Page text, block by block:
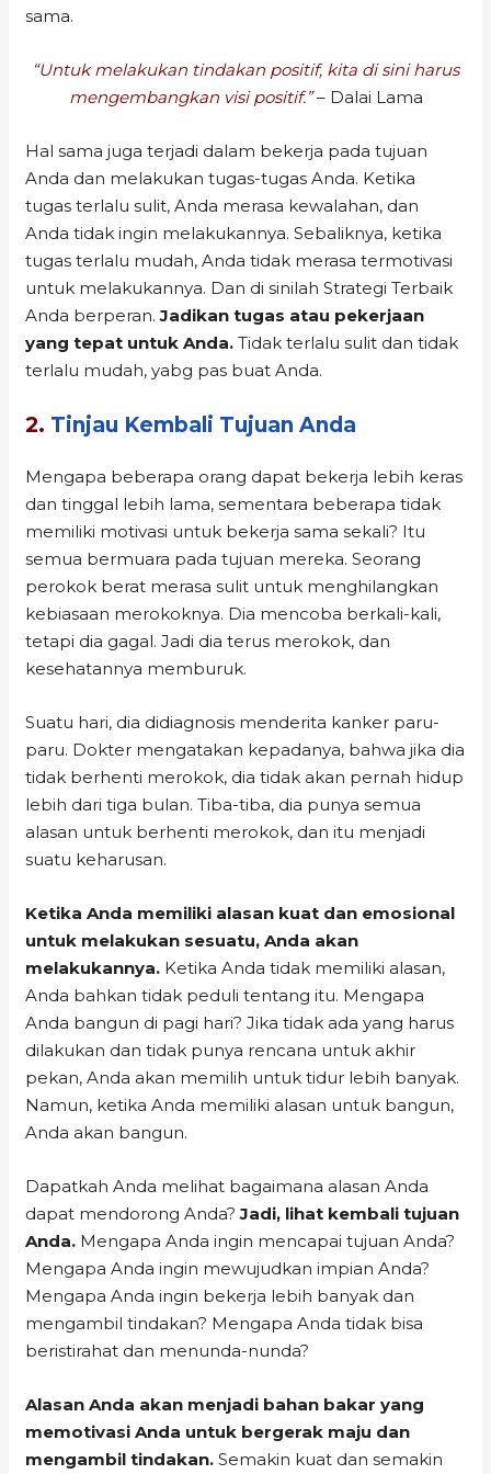
sama.
“Untuk melakukan tindakan positif, kita di sini harus
mengembangkan visi positif.”– Dalai Lama
Hal sama juga terjadi dalam bekerja pada tujuan
Anda dan melakukan tugas-tugas Anda. Ketika
tugas terlalu sulit, Anda merasa kewalahan, dan
Anda tidak ingin melakukannya. Sebaliknya, ketika
tugas terlalu mudah, Anda tidak merasa termotivasi
untuk melakukannya. Dan di sinilah Strategi Terbaik
Anda berperan.Jadikan tugas atau pekerjaan
yang tepat untuk Anda. Tidak terlalu sulit dan tidak
terlalu mudah, yabg pas buat Anda.
2. Tinjau Kembali Tujuan Anda
Mengapa beberapa orang dapat bekerja lebih keras
dan tinggal lebih lama, sementara beberapa tidak
memiliki motivasi untuk bekerja sama sekali? Itu
semua bermuara pada tujuan mereka. Seorang
perokok berat merasa sulit untuk menghilangkan
kebiasaan merokoknya. Dia mencoba berkali-kali,
tetapi dia gagal. Jadi dia terus merokok, dan
kesehatannya memburuk.
Suatu hari, dia didiagnosis menderita kanker paru-
paru. Dokter mengatakan kepadanya, bahwa jika dia
tidak berhenti merokok, dia tidak akan pernah hidup
lebih dari tiga bulan. Tiba-tiba, dia punya semua
alasan untuk berhenti merokok, dan itu menjadi
suatu keharusan.
Ketika Anda memiliki alasan kuat dan emosional
untuk melakukan sesuatu, Anda akan
melakukannya. Ketika Anda tidak memiliki alasan,
Anda bahkan tidak peduli tentang itu. Mengapa
Anda bangun di pagi hari? Jika tidak ada yang harus
dilakukan dan tidak punya rencana untuk akhir
pekan, Anda akan memilih untuk tidur lebih banyak.
Namun, ketika Anda memiliki alasan untuk bangun,
Anda akan bangun.
Dapatkah Anda melihat bagaimana alasan Anda
dapat mendorong Anda?Jadi, lihat kembali tujuan
Anda. Mengapa Anda ingin mencapai tujuan Anda?
Mengapa Anda ingin mewujudkan impian Anda?
Mengapa Anda ingin bekerja lebih banyak dan
mengambil tindakan? Mengapa Anda tidak bisa
beristirahat dan menunda-nunda?
Alasan Anda akan menjadi bahan bakar yang
memotivasi Anda untuk bergerak maju dan
mengambil tindakan. Semakin kuat dan semakin